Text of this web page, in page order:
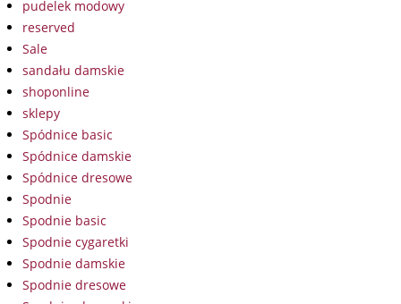
pudelek modowy
reserved
Sale
sandału damskie
shoponline
sklepy
Spódnice basic
Spódnice damskie
Spódnice dresowe
Spodnie
Spodnie basic
Spodnie cygaretki
Spodnie damskie
Spodnie dresowe